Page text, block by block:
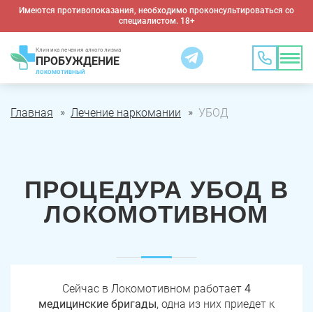
Имеются противопоказания, необходимо проконсультироваться со
специалистом. 18+
Клиника лечения алкоголизма
ПРОБУЖДЕНИЕ
ЛОКОМОТИВНЫЙ
Главная Лечение наркомании УБОД
ПРОЦЕДУРА УБОД В
ЛОКОМОТИВНОМ
Сейчас в Локомотивном работает 4
медицинские бригады, одна из них приедет к